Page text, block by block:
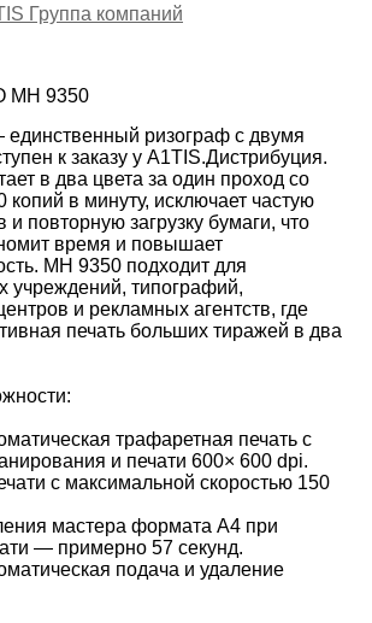
Группа компаний
MH 9350
ризограф с двумя
к заказу у A1TIS.Дистрибуция.
в два цвета за один проход со
копий в минуту, исключает частую
повторную загрузку бумаги, что
время и повышает
MH 9350 подходит для
учреждений, типографий,
и рекламных агентств, где
печать больших тиражей в два
трафаретная печать с
и печати 600× 600 dpi.
с максимальной скоростью 150
мастера формата А4 при
— примерно 57 секунд.
подача и удаление